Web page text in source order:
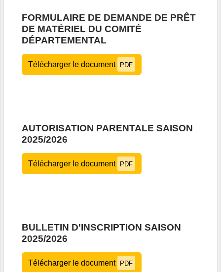
FORMULAIRE DE DEMANDE DE PRÊT
DE MATÉRIEL DU COMITÉ
DÉPARTEMENTAL
Télécharger le document PDF
AUTORISATION PARENTALE SAISON
2025/2026
Télécharger le document PDF
BULLETIN D'INSCRIPTION SAISON
2025/2026
Télécharger le document PDF